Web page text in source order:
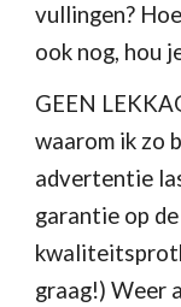
vullingen?
ook nog, hou
GEEN
waarom ik zo
advertentie
garantie op
graag!) Weer